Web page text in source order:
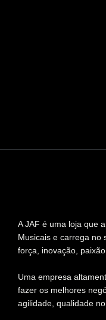
A JAF é uma loja que
Musicais e carrega no
força, inovação,
Uma empresa
fazer os melhores
agilidade, qualidade